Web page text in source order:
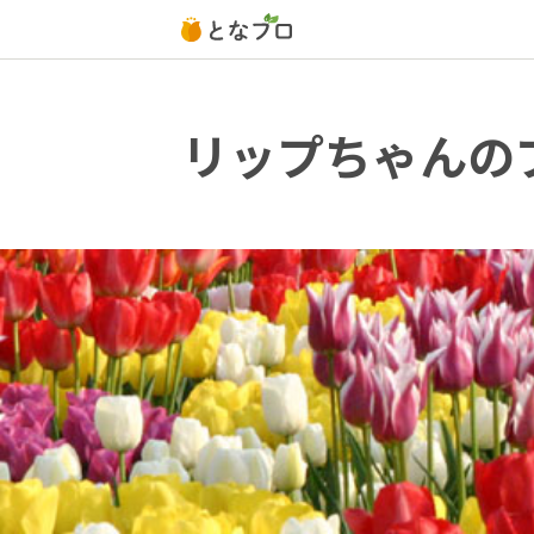
リップちゃんの